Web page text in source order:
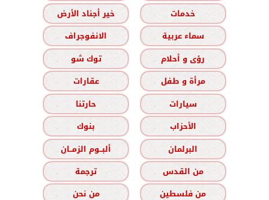
خدمات
خير أجناد الأرض
سماء عربية
الانفوجراف
رؤى و أحلام
توك شو
مرأة و طفل
عقارات
سيارات
حارتنا
الأحزاب
بنوك
البرلمان
ألبــوم الزمــان
من القدس
ترجمة
من فلسطين
من نحن